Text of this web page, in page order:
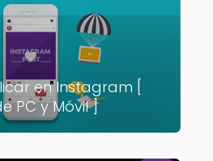
en Instagram [
PC y Móvil ]